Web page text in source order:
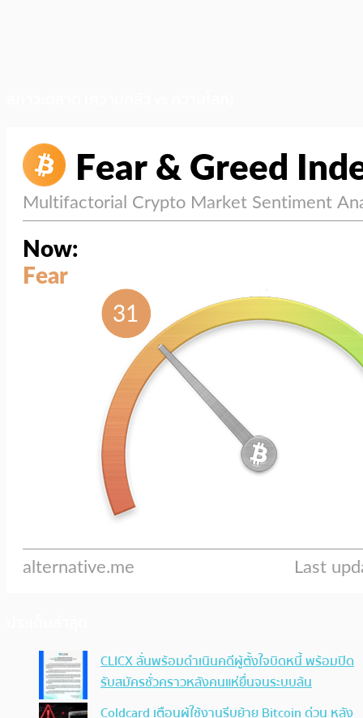
CLICX ลั่นพร้อมดำเนินคดีผู้ตั้งใจบิดหนี้ พร้อมปิด
รับสมัครชั่วคราวหลังคนแห่ยื่นจนระบบล้น
Coldcard เตือนผู้ใช้งานรีบย้าย Bitcoin ด่วน หลัง